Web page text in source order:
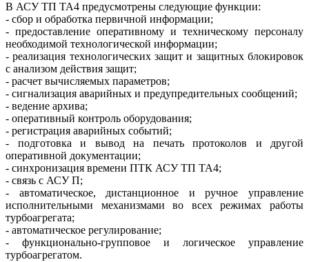
В АСУ ТП ТА4 предусмотрены следующие функции:
- сбор и обработка первичной информации;
- предоставление оперативному и техническому персоналу
необходимой технологической информации;
- реализация технологических защит и защитных блокировок
с анализом действия защит;
- расчет вычисляемых параметров;
- сигнализация аварийных и предупредительных сообщений;
- ведение архива;
- оперативный контроль оборудования;
- регистрация аварийных событий;
- подготовка и вывод на печать протоколов и другой
оперативной документации;
- синхронизация времени ПТК АСУ ТП ТА4;
- связь с АСУ П;
- автоматическое, дистанционное и ручное управление
исполнительными механизмами во всех режимах работы
турбоагрегата;
- автоматическое регулирование;
- функционально-групповое и ло­гическое управление
турбоагрегатом.